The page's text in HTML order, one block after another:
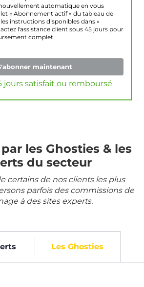
automatique en vous
« Abonnement actif » du tableau de
instructions disponibles dans «
l'assistance client sous 45 jours pour
complet.
maintenant
jours satisfait ou remboursé
les Ghosties & les
du secteur
certains de nos clients les plus
parfois des commissions de
à des sites experts.
Les Ghosties